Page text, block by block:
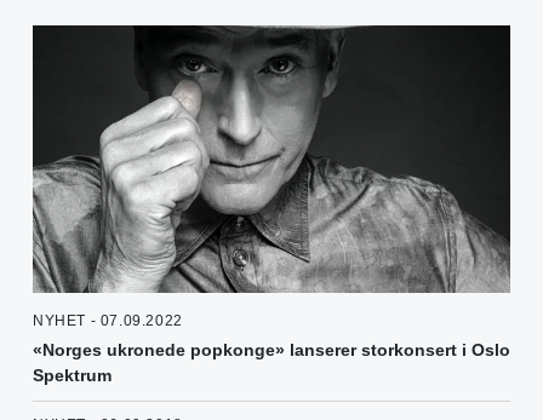
NYHET - 07.09.2022
«Norges ukronede popkonge» lanserer storkonsert i Oslo
Spektrum